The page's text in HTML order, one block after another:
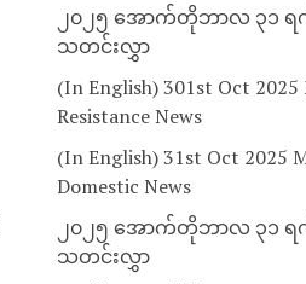
၂၀၂၅ အောက်တိုဘာလ ၃၁ ရ
သတင်းလွှာ
(In English) 301st Oct
Resistance News
(In English) 31st Oct 2025
Domestic News
၂၀၂၅ အောက်တိုဘာလ ၃၁ ရ
သတင်းလွှာ